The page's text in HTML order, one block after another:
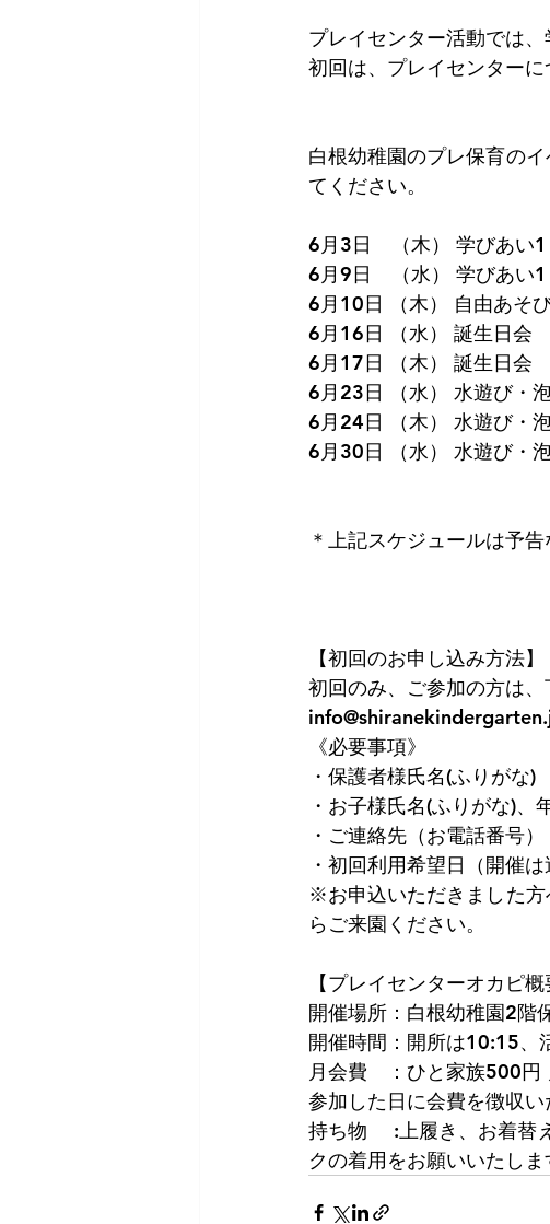
プレイセンター活動では、
初回は、プレイセンター
白根幼稚園のプレ保育の
てください。
6月3日　（木） 学びあい1
6月9日　（水） 学びあい1
6月10日 （木） 自由あそ
6月16日 （水） 誕生日会
6月17日 （木） 誕生日会
6月23日 （水） 水遊び・
6月24日 （木） 水遊び・
6月30日 （水） 水遊び・
＊上記スケジュールは予
【初回のお申し込み方法】
初回のみ、ご参加の方は
《必要事項》
・保護者様氏名(ふりがな)
・お子様氏名(ふりがな)、
・ご連絡先（お電話番号）
・初回利用希望日（開催
※お申込いただきました方
らご来園ください。
【プレイセンターオカピ
開催場所：白根幼稚園2階
開催時間：開所は10:15、
月会費　：ひと家族500
参加した日に会費を徴収い
持ち物　 :上履き、お着替
クの着用をお願いいたしま